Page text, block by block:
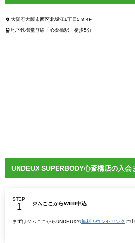
大阪府大阪市西区北堀江1丁目5-8 4F
地下鉄御堂筋線「心斎橋駅」徒歩5分
UNDEUX SUPERBODY心斎橋店の入会
STEP
ジムここからWEB申込
まずはジムここからUNDEUXの無料カウンセリングに